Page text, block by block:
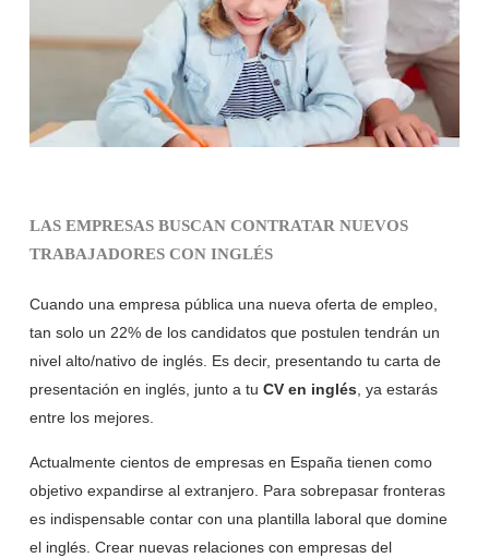
LAS EMPRESAS BUSCAN CONTRATAR NUEVOS
TRABAJADORES CON INGLÉS
Cuando una empresa pública una nueva oferta de empleo,
tan solo un 22% de los candidatos que postulen tendrán un
nivel alto/nativo de inglés. Es decir, presentando tu carta de
presentación en inglés, junto a tu CV en inglés, ya estarás
entre los mejores.
Actualmente cientos de empresas en España tienen como
objetivo expandirse al extranjero. Para sobrepasar fronteras
es indispensable contar con una plantilla laboral que domine
el inglés. Crear nuevas relaciones con empresas del